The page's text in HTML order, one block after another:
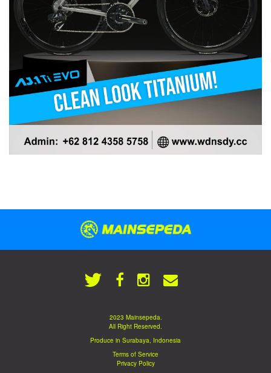
2023 Mainsepeda.
All Right Reserved.
Produce in Surabaya, Indonesia
Terms of Service
Privacy Policy